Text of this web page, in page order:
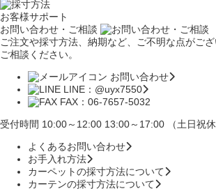
お客様サポート
お問い合わせ・ご相談
ご注文や採寸方法、納期など、ご不明な点がご
ご相談ください。
お問い合わせ
LINE：@uyx7550
FAX：06-7657-5032
受付時間 10:00～12:00 13:00～17:00 （土日祝休
よくあるお問い合わせ
お手入れ方法
カーペットの採寸方法について
カーテンの採寸方法について